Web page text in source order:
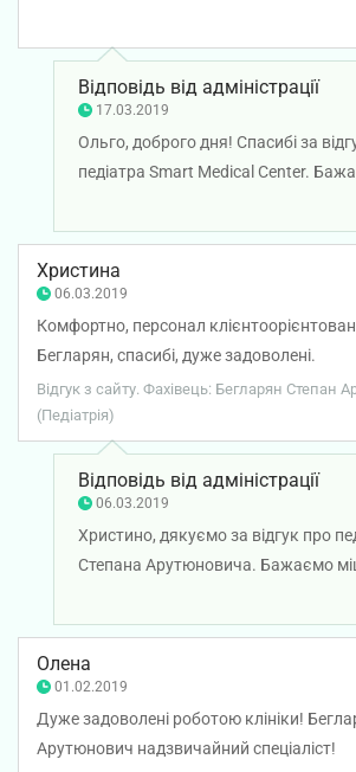
Відповідь від адміністрації
17.03.2019
Ольго, доброго дня! Спасибі за
педіатра Smart Medical Center.
Христина
06.03.2019
Комфортно, персонал
Бегларян, спасибі, дуже задоволені.
Відгук з сайту. Фахівець: Бегларян Степан
(Педіатрія)
Відповідь від адміністрації
06.03.2019
Христино, дякуємо за відгук про
Степана Арутюновича. Бажаємо
Олена
01.02.2019
Дуже задоволені роботою клініки!
Арутюнович надзвичайний спеціаліст!